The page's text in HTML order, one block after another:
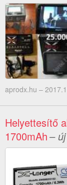
aprodx.hu –
Helyettesítő
1700mAh– új